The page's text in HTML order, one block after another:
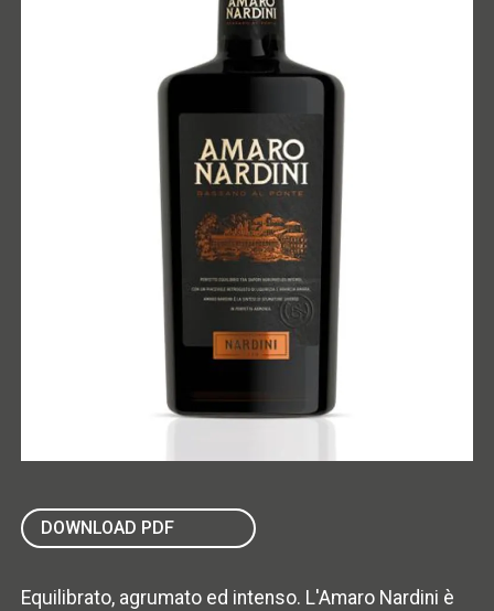
DOWNLOAD PDF
Equilibrato, agrumato ed intenso. L'Amaro Nardini è